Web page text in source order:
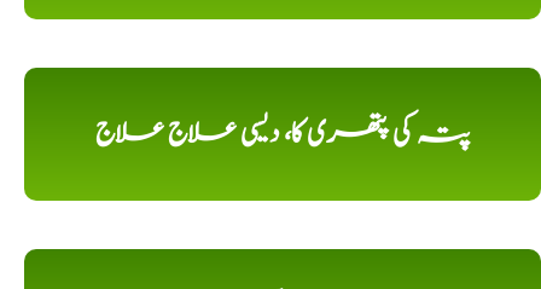
پتہ کی پتھری کا، دیسی علاج علاج